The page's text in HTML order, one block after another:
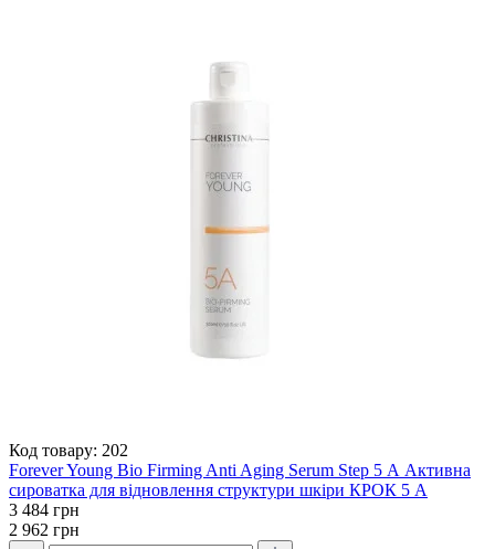
Код товару: 202
Forever Young Bio Firming Anti Aging Serum Step 5 А Активна
сироватка для відновлення структури шкіри КРОК 5 А
3 484 грн
2 962 грн